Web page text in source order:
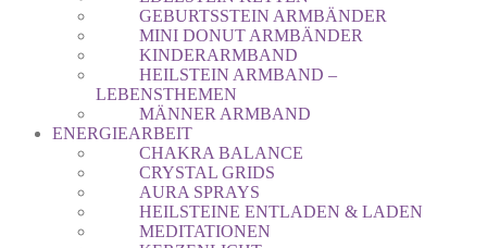
GEBURTSSTEIN ARMBÄNDER
MINI DONUT ARMBÄNDER
KINDERARMBAND
HEILSTEIN ARMBAND –
LEBENSTHEMEN
MÄNNER ARMBAND
ENERGIEARBEIT
CHAKRA BALANCE
CRYSTAL GRIDS
AURA SPRAYS
HEILSTEINE ENTLADEN & LADEN
MEDITATIONEN